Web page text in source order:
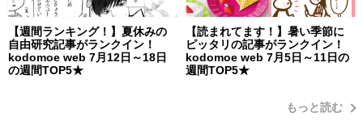
【週間ランキング！】夏休みの
自由研究記事がランクイン！
kodomoe web 7月12日～18日
の週間TOP5★
【読まれてます！】暑い季節に
ピッタリの記事がランクイン！
kodomoe web 7月5日～11日の
週間TOP5★
もっと読む